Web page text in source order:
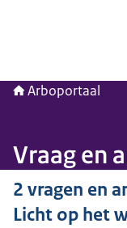
Arboportaal
Vraag en
2 vragen en
Licht op het